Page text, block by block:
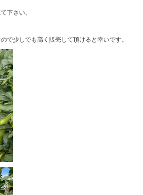
下さい。
少しでも高く販売して頂けると幸いです。